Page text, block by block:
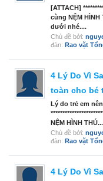
[ATTACH]
cùng NỆM HÌNH
dưới nhé....
Chủ đề bởi:
đàn: Rao vặt
4 Lý Do Vì
toàn cho bé
Lý do trẻ em
NỆM HÌNH THÚ...
Chủ đề bởi:
đàn: Rao vặt
4 Lý Do Vì